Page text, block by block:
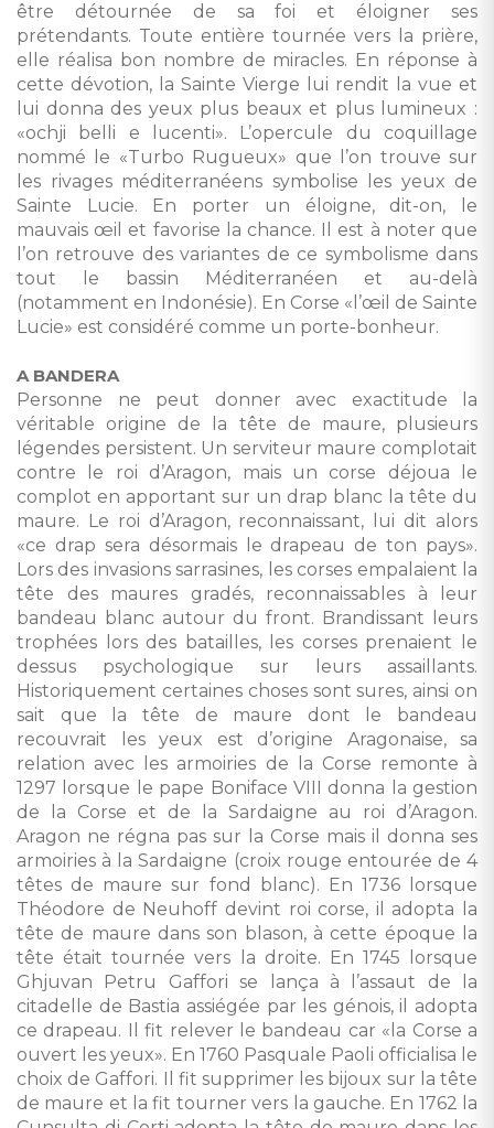
être détournée de sa foi et éloigner ses
prétendants. Toute entière tournée vers la prière,
elle réalisa bon nombre de miracles. En réponse à
cette dévotion, la Sainte Vierge lui rendit la vue et
lui donna des yeux plus beaux et plus lumineux :
«ochji belli e lucenti». L’opercule du coquillage
nommé le «Turbo Rugueux» que l’on trouve sur
les rivages méditerranéens symbolise les yeux de
Sainte Lucie. En porter un éloigne, dit-on, le
mauvais œil et favorise la chance. Il est à noter que
l’on retrouve des variantes de ce symbolisme dans
tout le bassin Méditerranéen et au-delà
(notamment en Indonésie). En Corse «l’œil de Sainte
Lucie» est considéré comme un porte-bonheur.
A BANDERA
Personne ne peut donner avec exactitude la
véritable origine de la tête de maure, plusieurs
légendes persistent. Un serviteur maure complotait
contre le roi d’Aragon, mais un corse déjoua le
complot en apportant sur un drap blanc la tête du
maure. Le roi d’Aragon, reconnaissant, lui dit alors
«ce drap sera désormais le drapeau de ton pays».
Lors des invasions sarrasines, les corses empalaient la
tête des maures gradés, reconnaissables à leur
bandeau blanc autour du front. Brandissant leurs
trophées lors des batailles, les corses prenaient le
dessus psychologique sur leurs assaillants.
Historiquement certaines choses sont sures, ainsi on
sait que la tête de maure dont le bandeau
recouvrait les yeux est d’origine Aragonaise, sa
relation avec les armoiries de la Corse remonte à
1297 lorsque le pape Boniface VIII donna la gestion
de la Corse et de la Sardaigne au roi d’Aragon.
Aragon ne régna pas sur la Corse mais il donna ses
armoiries à la Sardaigne (croix rouge entourée de 4
têtes de maure sur fond blanc). En 1736 lorsque
Théodore de Neuhoff devint roi corse, il adopta la
tête de maure dans son blason, à cette époque la
tête était tournée vers la droite. En 1745 lorsque
Ghjuvan Petru Gaffori se lança à l’assaut de la
citadelle de Bastia assiégée par les génois, il adopta
ce drapeau. Il fit relever le bandeau car «la Corse a
ouvert les yeux». En 1760 Pasquale Paoli officialisa le
choix de Gaffori. Il fit supprimer les bijoux sur la tête
de maure et la fit tourner vers la gauche. En 1762 la